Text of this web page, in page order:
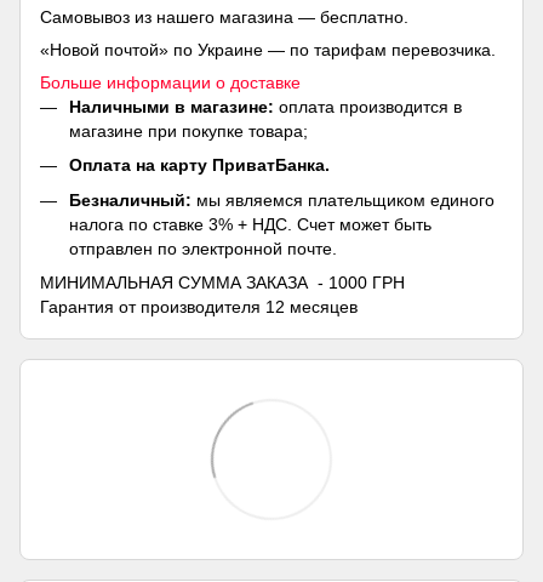
Самовывоз из нашего магазина — бесплатно.
«Новой почтой» по Украине — по тарифам перевозчика.
Больше информации о доставке
Наличными в магазине: оплата производится в
магазине при покупке товара;
Оплата на карту ПриватБанка.
Безналичный: мы являемся плательщиком единого
налога по ставке 3% + НДС. Счет может быть
отправлен по электронной почте.
МИНИМАЛЬНАЯ СУММА ЗАКАЗА - 1000 ГРН
Гарантия от производителя 12 месяцев